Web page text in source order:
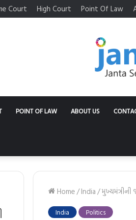
Court High Court Point Of Law
POINT OF LAW ABOUT US
Home/India/
India Politics